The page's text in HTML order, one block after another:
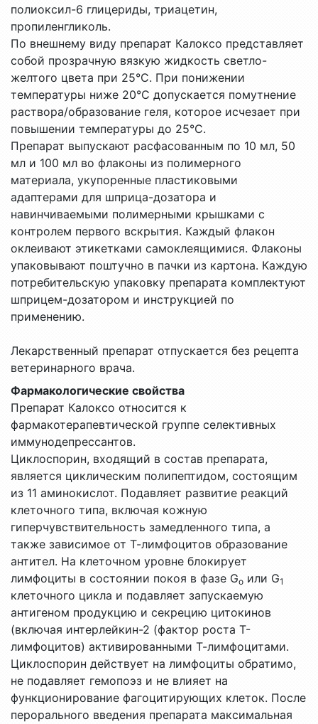
полиоксил-6 глицериды, триацетин,
пропиленгликоль.
По внешнему виду препарат Калоксо представляет
собой прозрачную вязкую жидкость светло-
желтого цвета при 25°С. При понижении
температуры ниже 20°С допускается помутнение
раствора/образование геля, которое исчезает при
повышении температуры до 25°С.
Препарат выпускают расфасованным по 10 мл, 50
мл и 100 мл во флаконы из полимерного
материала, укупоренные пластиковыми
адаптерами для шприца-дозатора и
навинчиваемыми полимерными крышками с
контролем первого вскрытия. Каждый флакон
оклеивают этикетками самоклеящимися. Флаконы
упаковывают поштучно в пачки из картона. Каждую
потребительскую упаковку препарата комплектуют
шприцем-дозатором и инструкцией по
применению.
Лекарственный препарат отпускается без рецепта
ветеринарного врача.
Фармакологические свойства
Препарат Калоксо относится к
фармакотерапевтической группе селективных
иммунодепрессантов.
Циклоспорин, входящий в состав препарата,
является циклическим полипептидом, состоящим
из 11 аминокислот. Подавляет развитие реакций
клеточного типа, включая кожную
гиперчувствительность замедленного типа, а
также зависимое от Т-лимфоцитов образование
антител. На клеточном уровне блокирует
лимфоциты в состоянии покоя в фазе Gо или G1
клеточного цикла и подавляет запускаемую
антигеном продукцию и секрецию цитокинов
(включая интерлейкин-2 (фактор роста Т-
лимфоцитов) активированными Т-лимфоцитами.
Циклоспорин действует на лимфоциты обратимо,
не подавляет гемопоэз и не влияет на
функционирование фагоцитирующих клеток. После
перорального введения препарата максимальная